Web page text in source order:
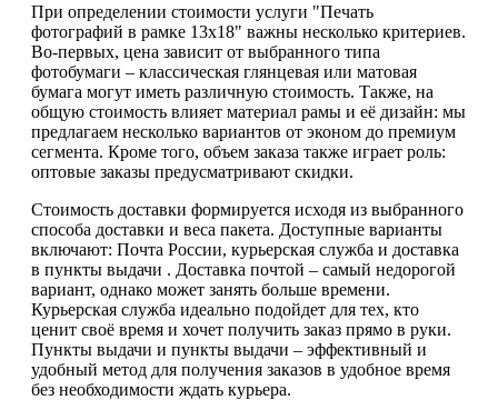
При определении стоимости услуги "Печать
фотографий в рамке 13х18" важны несколько критериев.
Во-первых, цена зависит от выбранного типа
фотобумаги – классическая глянцевая или матовая
бумага могут иметь различную стоимость. Также, на
общую стоимость влияет материал рамы и её дизайн: мы
предлагаем несколько вариантов от эконом до премиум
сегмента. Кроме того, объем заказа также играет роль:
оптовые заказы предусматривают скидки.
Стоимость доставки формируется исходя из выбранного
способа доставки и веса пакета. Доступные варианты
включают: Почта России, курьерская служба и доставка
в пункты выдачи . Доставка почтой – самый недорогой
вариант, однако может занять больше времени.
Курьерская служба идеально подойдет для тех, кто
ценит своё время и хочет получить заказ прямо в руки.
Пункты выдачи и пункты выдачи – эффективный и
удобный метод для получения заказов в удобное время
без необходимости ждать курьера.